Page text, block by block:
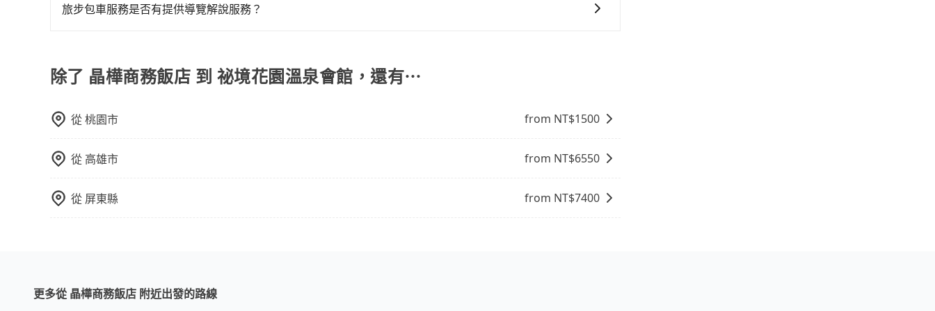
專人回覆您。
旅步包車服務是否有提供導覽解說服務？
除了 晶樺商務飯店 到 祕境花園溫泉會館，還有⋯
從桃園市 from NT$1500
從 高雄市 from NT$6550
從 屏東縣 from NT$7400
更多從 晶樺商務飯店 附近出發的路線